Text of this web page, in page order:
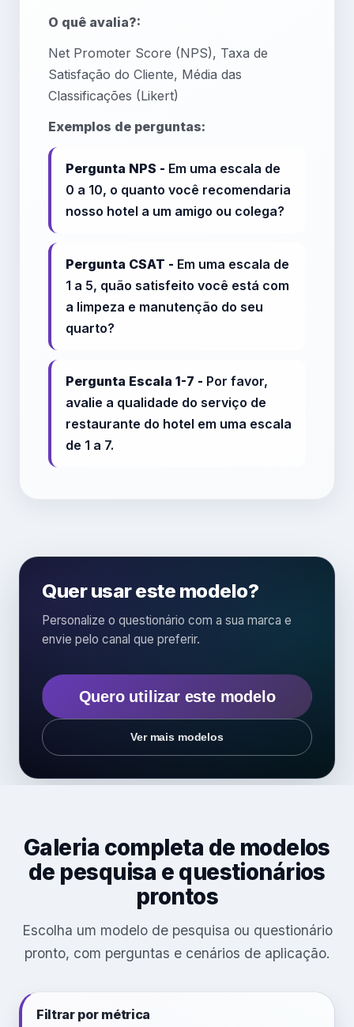
O quê avalia?:
Net Promoter Score (NPS), Taxa de
Satisfação do Cliente, Média das
Classificações (Likert)
Exemplos de perguntas:
Pergunta NPS - Em uma escala de
0 a 10, o quanto você recomendaria
nosso hotel a um amigo ou colega?
Pergunta CSAT - Em uma escala de
1 a 5, quão satisfeito você está com
a limpeza e manutenção do seu
quarto?
Pergunta Escala 1-7 - Por favor,
avalie a qualidade do serviço de
restaurante do hotel em uma escala
de 1 a 7.
Quer usar este modelo?
Personalize o questionário com a sua marca e
envie pelo canal que preferir.
Quero utilizar este modelo
Ver mais modelos
Galeria completa de modelos
de pesquisa e questionários
prontos
Escolha um modelo de pesquisa ou questionário
pronto, com perguntas e cenários de aplicação.
Filtrar por métrica